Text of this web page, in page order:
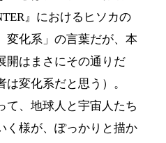
』におけるヒソカの
変化系」の言葉だが、本
開はまさにその通りだ
は変化系だと思う）。
、地球人と宇宙人たち
く様が、ぽっかりと描か